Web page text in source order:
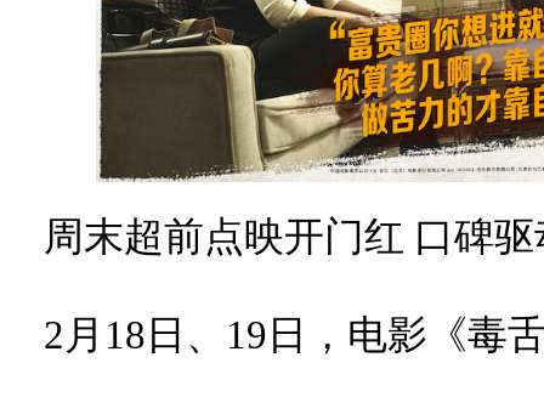
周末超前点映开门红 口碑
2月18日、19日，电影《毒